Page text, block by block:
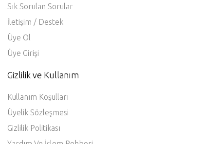
Sık Sorulan Sorular
İletişim / Destek
Üye Ol
Üye Girişi
Gizlilik ve Kullanım
Kullanım Koşulları
Üyelik Sözleşmesi
Gizlilik Politikası